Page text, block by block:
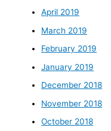
April 2019
March 2019
February 2019
January 2019
December 2018
November 2018
October 2018